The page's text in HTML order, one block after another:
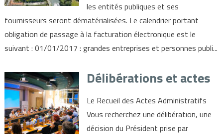
les entités publiques et ses
fournisseurs seront dématérialisées. Le calendrier portant
obligation de passage à la facturation électronique est le
suivant : 01/01/2017 : grandes entreprises et personnes publi...
Délibérations et actes
Le Recueil des Actes Administratifs
Vous recherchez une délibération, une
décision du Président prise par